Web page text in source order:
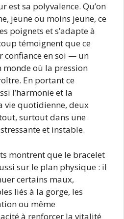
est sa polyvalence. Qu’on
jeune ou moins jeune, ce
poignets et s’adapte à
témoignent que ce
confiance en soi — un
où la pression
En portant ce
l’harmonie et la
vie quotidienne, deux
surtout dans une
et instable.
montrent que le bracelet
sur le plan physique : il
certains maux,
liés à la gorge, les
ou même
à renforcer la vitalité